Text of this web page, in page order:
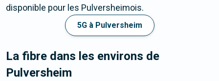
disponible pour les Pulversheimois.
5G à Pulversheim
La fibre dans les environs de
Pulversheim